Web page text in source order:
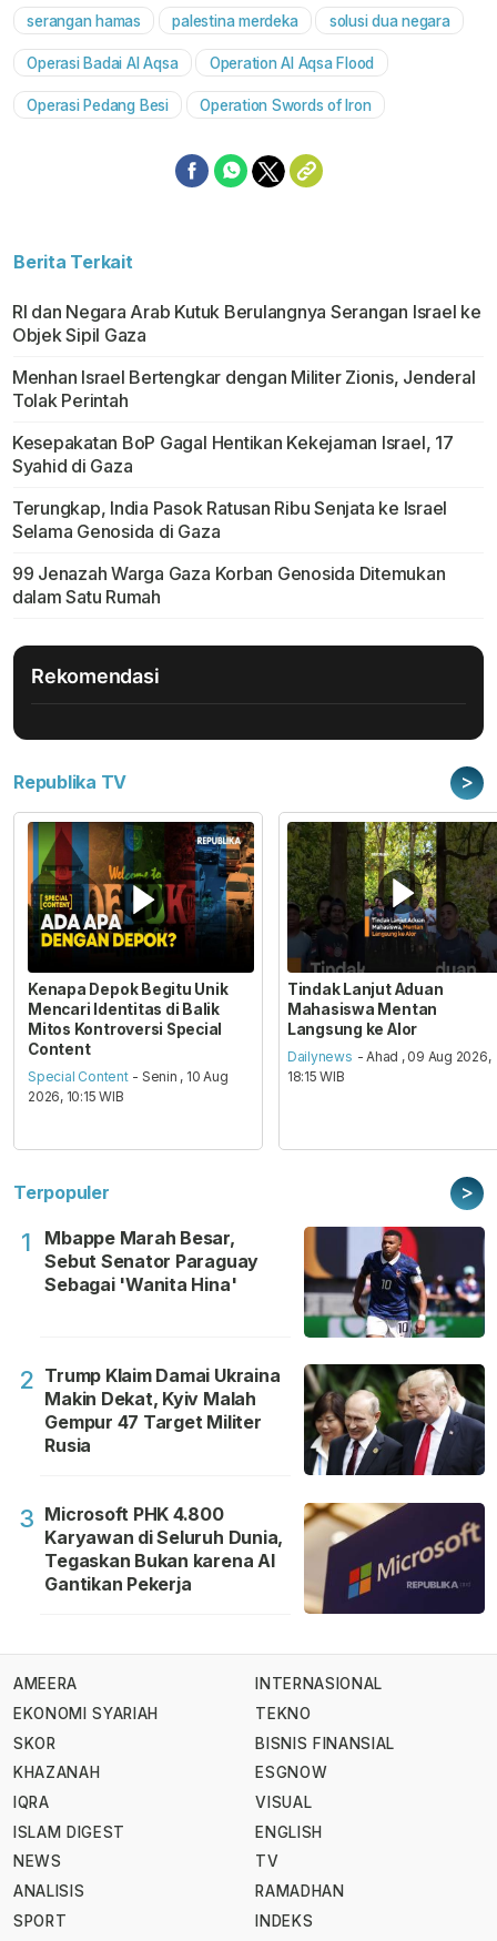
serangan hamas palestina merdeka solusi dua negara
Operasi Badai Al Aqsa Operation Al Aqsa Flood
Operasi Pedang Besi Operation Swords of Iron
Berita Terkait
RI dan Negara Arab Kutuk Berulangnya Serangan Israel ke
Objek Sipil Gaza
Menhan Israel Bertengkar dengan Militer Zionis, Jenderal
Tolak Perintah
Kesepakatan BoP Gagal Hentikan Kekejaman Israel, 17
Syahid di Gaza
Terungkap, India Pasok Ratusan Ribu Senjata ke Israel
Selama Genosida di Gaza
99 Jenazah Warga Gaza Korban Genosida Ditemukan
dalam Satu Rumah
Rekomendasi
Republika TV >
Kenapa Depok Begitu Unik
Mencari Identitas di Balik
Mitos Kontroversi Special
Content
Special Content - Senin , 10 Aug
2026, 10:15 WIB
Tindak Lanjut Aduan
Mahasiswa Mentan
Langsung ke Alor
Dailynews - Ahad , 09 Aug 2026,
18:15 WIB
Terpopuler >
1
Mbappe Marah Besar,
Sebut Senator Paraguay
Sebagai 'Wanita Hina'
2 Trump Klaim Damai Ukraina
Makin Dekat, Kyiv Malah
Gempur 47 Target Militer
Rusia
3 Microsoft PHK 4.800
Karyawan di Seluruh Dunia,
Tegaskan Bukan karena AI
Gantikan Pekerja
AMEERA
EKONOMI SYARIAH
SKOR
KHAZANAH
IQRA
ISLAM DIGEST
NEWS
ANALISIS
SPORT
INTERNASIONAL
TEKNO
BISNIS FINANSIAL
ESGNOW
VISUAL
ENGLISH
TV
RAMADHAN
INDEKS